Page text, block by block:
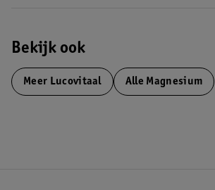
Bekijk ook
Meer Lucovitaal Alle Magnesium